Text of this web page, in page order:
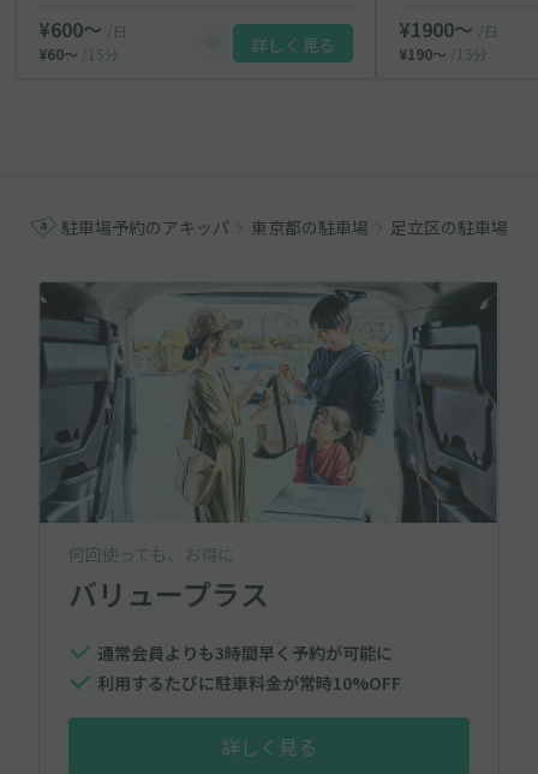
¥600〜
/日
¥60〜
/15分 詳しく見る
¥1900〜
/日
¥190〜
/15分
駐車場予約のアキッパ 東京都の駐車場 足立区の駐車場
何回使っても、お得に
バリュープラス
通常会員よりも3時間早く予約が可能に
利用するたびに駐車料金が常時10%OFF
詳しく見る